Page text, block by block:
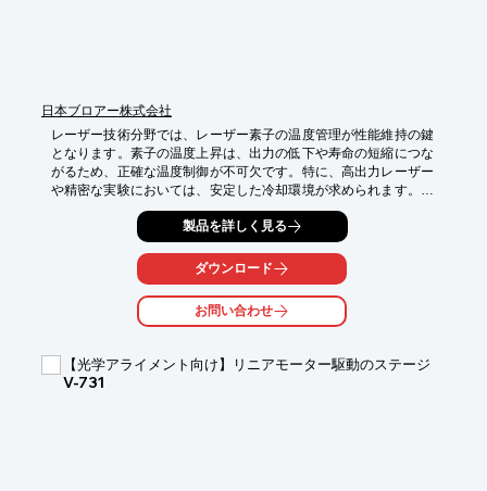
日本ブロアー株式会社
レーザー技術分野では、レーザー素子の温度管理が性能維持の鍵
となります。素子の温度上昇は、出力の低下や寿命の短縮につな
がるため、正確な温度制御が不可欠です。特に、高出力レーザー
や精密な実験においては、安定した冷却環境が求められます。サ
ーモクーラー VLシリーズは、-50℃までの極低温環境を提供し、
レーザー素子の最適な動作温度を維持することで、性能を最大限
に引き出します。
【活用シーン】
・レーザー素子の冷却
・レーザー実験における温度管理
【導入の効果】
・レーザー素子の寿命延長
製品を詳しく見る
ダウンロード
お問い合わせ
【光学アライメント向け】リニアモーター駆動のステージ
V-731